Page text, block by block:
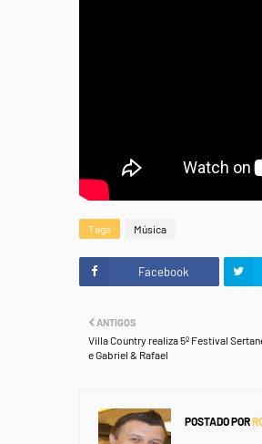
Tags Música
Facebook
ANTIGOS
Villa Country realiza 5º Festival
e Gabriel & Rafael
POSTADO POR